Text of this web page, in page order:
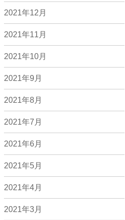
2021年12月
2021年11月
2021年10月
2021年9月
2021年8月
2021年7月
2021年6月
2021年5月
2021年4月
2021年3月